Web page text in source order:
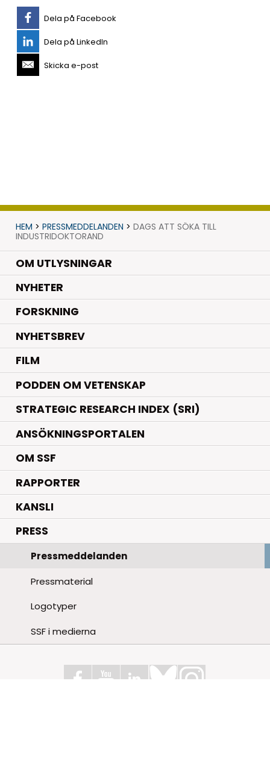
Dela på Facebook
Dela på LinkedIn
Skicka e-post
HEM > PRESSMEDDELANDEN > DAGS ATT SÖKA TILL
INDUSTRIDOKTORAND
OM UTLYSNINGAR
NYHETER.
FORSKNING.
NYHETSBREV
FILM
PODDEN OM VETENSKAP
STRATEGIC RESEARCH INDEX (SRI)
ANSÖKNINGSPORTALEN
OM SSF
RAPPORTER
KANSLI
PRESS
Pressmeddelanden
Pressmaterial
Logotyper
SSF i medierna